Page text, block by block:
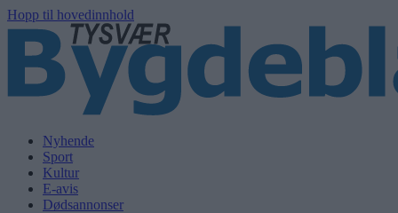
Hopp til hovedinnhold
Nyhende
Sport
Kultur
E-avis
Dødsannonser